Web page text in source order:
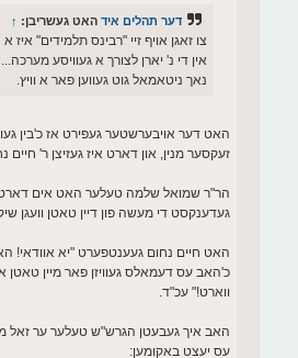
דער תהלים איד האט געשריבן: ↑
צו זאגן אויף זיי "רבינס תלמידים" איז א
אין די נ' יארן לצורך א געוויסע
נאך ניטאמאל גוט געווען פאר א וויץ.
האט דער אויבערשטער געפירט אז כ'בין
זעקסער מנין, און דארט איז געזיצן ר' חיים
הר"ר שמואל שלמה טעלער האט אים דארט
געדענקסט די מעשה פון דיין טאטן וועגן
האט חיים נחום געענטפערט "יא אוודאי!
כ'האב עס דעמאלס געוויזן פאר מיין
ווארט!" עכ"ד.
האב איך געבעטן הגרש"ש טעלער ער זאל
עס יעצט באקומען: